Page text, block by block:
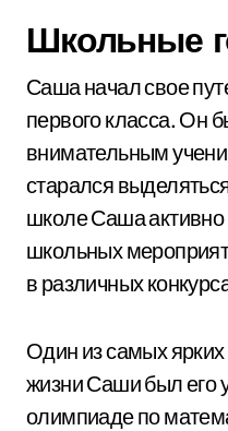
Школьные
Саша начал свое
первого класса. Он
внимательным
старался
школе Саша активно
школьных
в различных
Один из самых
жизни Саши был его
олимпиаде по